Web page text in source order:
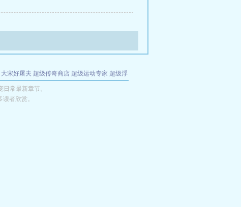
大宋好屠夫 超级传奇商店 超级运动专家 超级浮
漫的特工 我夺舍了魔皇
常最新章节。
者欣赏。